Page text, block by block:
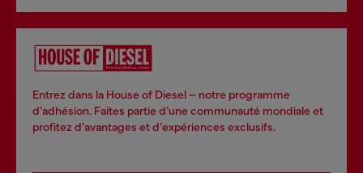
Entrez dans la House of Diesel – notre programme
d’adhésion. Faites partie d’une communauté mondiale et
profitez d’avantages et d’expériences exclusifs.